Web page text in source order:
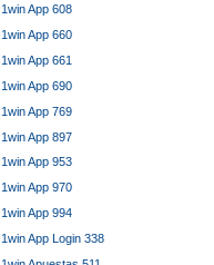
1win App 608
1win App 660
1win App 661
1win App 690
1win App 769
1win App 897
1win App 953
1win App 970
1win App 994
1win App Login 338